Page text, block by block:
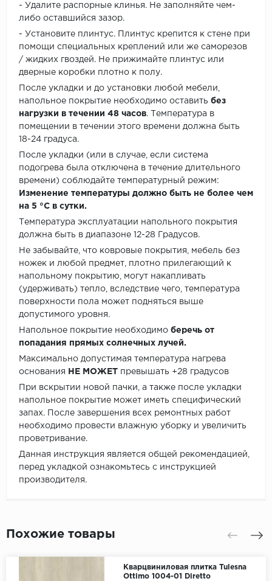
- Удалите распорные клинья. Не заполняйте чем-
либо оставшийся зазор.
- Установите плинтус. Плинтус крепится к стене при
помощи специальных креплений или же саморезов
/ жидких гвоздей. Не прижимайте плинтус или
дверные коробки плотно к полу.
После укладки и до установки любой мебели,
напольное покрытие необходимо оставить без
нагрузки в течении 48 часов. Температура в
помещении в течении этого времени должна быть
18-24 градуса.
После укладки (или в случае, если система
подогрева была отключена в течение длительного
времени) соблюдайте температурный режим:
Изменение температуры должно быть не более чем
на 5 °C в сутки.
Температура эксплуатации напольного покрытия
должна быть в диапазоне 12-28 Градусов.
Не забывайте, что ковровые покрытия, мебель без
ножек и любой предмет, плотно прилегающий к
напольному покрытию, могут накапливать
(удерживать) тепло, вследствие чего, температура
поверхности пола может подняться выше
допустимого уровня.
Напольное покрытие необходимо беречь от
попадания прямых солнечных лучей.
Максимально допустимая температура нагрева
основания
НЕ МОЖЕТ превышать +28 градусов
При вскрытии новой пачки, а также после укладки
напольное покрытие может иметь специфический
запах. После завершения всех ремонтных работ
необходимо провести влажную уборку и увеличить
проветривание.
Данная инструкция является общей рекомендацией,
перед укладкой ознакомьтесь с инструкцией
производителя.
Похожие товары
Кварцвиниловая плитка Tulesna
Ottimo 1004-01 Diretto